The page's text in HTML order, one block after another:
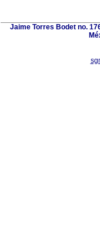
Jaime Torres Bodet no.